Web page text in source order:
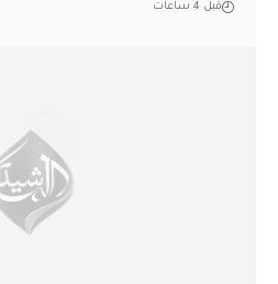
قبل 4 ساعات